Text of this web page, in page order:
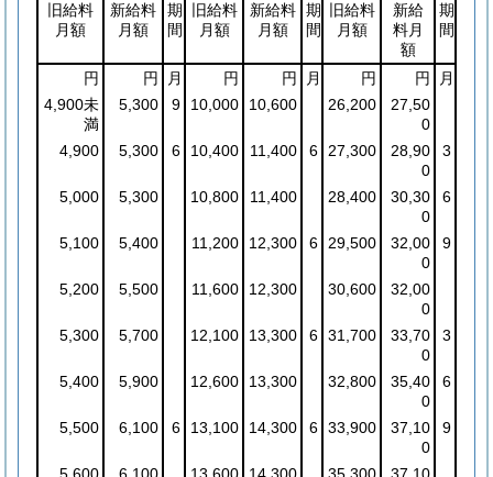
旧給料
月額
新給料
月額
期
間
旧給料
月額
新給料
月額
期
間
旧給料
月額
新給
料月
額
期
間
円 円 月 円 円 月 円 円
月
4,900未
満
5,300 9 10,000 10,600 26,200
27,50
0
4,900
5,300 6 10,400 11,400 6 27,300
28,90
0
3
5,000 5,300 10,800 11,400 28,400
30,30
0
6
5,100 5,400 11,200 12,300 6 29,500
32,00
0
9
5,200 5,500 11,600 12,300 30,600
32,00
0
5,300
5,700 12,100 13,300 6 31,700
33,70
0
3
5,400 5,900 12,600 13,300 32,800
35,40
0
6
5,500 6,100 6 13,100 14,300 6 33,900
37,10
0
9